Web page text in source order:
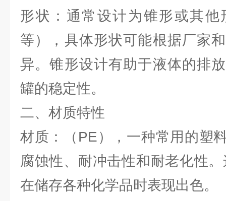
形状：通常设计为锥形或其
等），具体形状可能根据厂家
异。锥形设计有助于液体的排
罐的稳定性。
二、材质特性
材质：（PE），一种常用的塑
腐蚀性、耐冲击性和耐老化性
在储存各种化学品时表现出色。